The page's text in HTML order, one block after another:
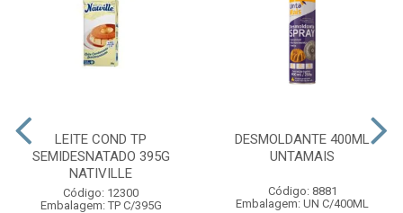
LEITE COND TP
SEMIDESNATADO 395G
NATIVILLE
Código: 12300
Embalagem: TP C/395G
DESMOLDANTE 400ML
UNTAMAIS
Código: 8881
Embalagem: UN C/400ML